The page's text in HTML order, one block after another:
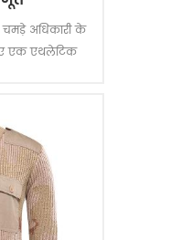
अधिकारी के
एक एथलेटिक